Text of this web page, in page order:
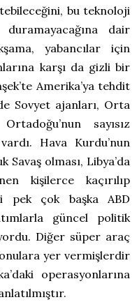
bu teknoloji
dair
yabancılar için
karşı da gizli bir
Amerika’ya tehdit
Sovyet ajanları, Orta
sayısız
Hava Kurdu’nun
olması, Libya’da
kişilerce kaçırılıp
pek çok başka ABD
güncel politik
Diğer süper araç
yer vermişlerdir
operasyonlarına